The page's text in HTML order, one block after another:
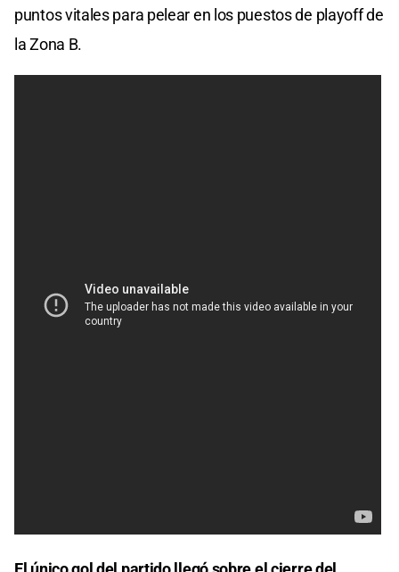
puntos vitales para pelear en los puestos de playoff de
la Zona B.